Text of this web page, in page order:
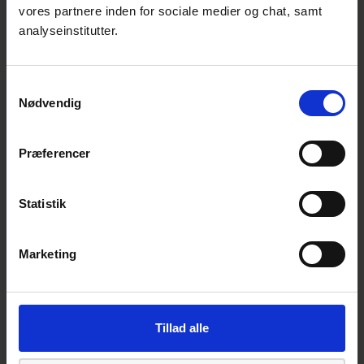
vores partnere inden for sociale medier og chat, samt
analyseinstitutter.
Nødvendig
Præferencer
Statistik
Marketing
Tillad alle
regler samt regler for
bygningskonstruktioner
bygningskonstruktioner
Eurocode 5 - Trækonstruktioner
- Almindelige regler samt regler for
EN 1995-1-1 GL NA:2024
– Brandteknisk dimensionering(pdf)